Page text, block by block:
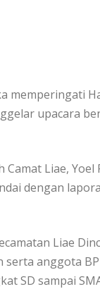
memperingati
upacara
Liae, Yoel
dengan
Liae
anggota
SD sampai